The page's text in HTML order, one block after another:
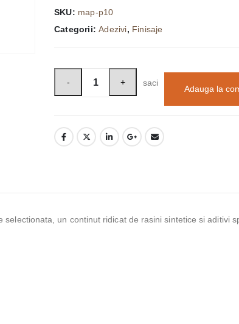
SKU: map-p10
Categorii:Adezivi, Finisaje
saci
Adauga la
un continut ridicat de rasini sintetice si aditivi